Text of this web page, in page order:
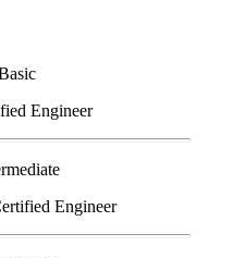
Engineer
Engineer